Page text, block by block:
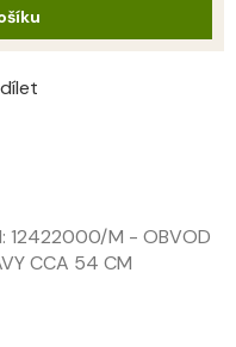
12422000/M - OBVOD
CCA 54 CM